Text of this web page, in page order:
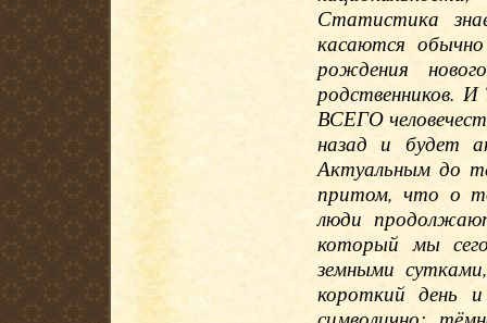
Статистика
касаются
рождения
ВСЕГО
назад и будет
Актуальным до
притом, что о
люди
который мы
земными
короткий день